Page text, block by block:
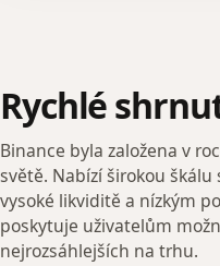
Rychlé
Binance byla založena v
světě. Nabízí širokou
vysoké likviditě a nízkým
poskytuje uživatelům
nejrozsáhlejších na trhu.